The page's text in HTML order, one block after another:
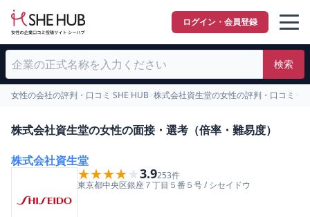
ログイン・会員登録
検索
女性の会社の評判・口コミ SHE HUB 株式会社資生堂の女性の評判・口コミ
株式会社資生堂の女性の面接・選考（倍率・難易度）
株式会社資生堂
★★★★★
★★★★★3.9253件
東京都中央区銀座７丁目５番５号/シセイドウ